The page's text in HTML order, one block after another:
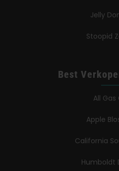
Jelly
Stoopid
Best
All Gas
Apple
California
Humboldt